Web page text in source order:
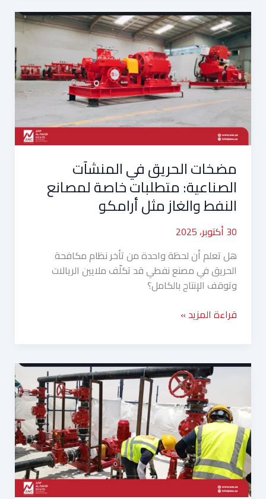
مضخات الحريق في المنشآت
الصناعية: متطلبات خاصة لمصانع
النفط والغاز مثل أرامكو
30 أكتوبر، 2025
هل تعلم أن لحظة واحدة من تأخر نظام مكافحة
الحريق في مصنع نفطي قد تكلّف ملايين الريالات
وتوقف الإنتاج بالكامل؟
مضخات
الحريق
في
المنشآت
الصناعية:
متطلبات
خاصة
لمصانع
النفط
مثل
أرامكو
قراءة المزيد »
أهمية
الدورية
لأنظمة
الحريق
لضمان
فعاليتها
والامتثال
للكود